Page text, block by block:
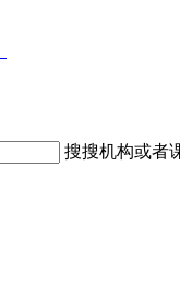
搜搜机构或者